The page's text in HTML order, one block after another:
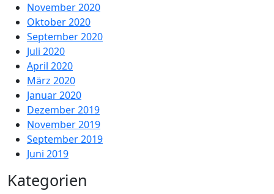
November 2020
Oktober 2020
September 2020
Juli 2020
April 2020
März 2020
Januar 2020
Dezember 2019
November 2019
September 2019
Juni 2019
Kategorien